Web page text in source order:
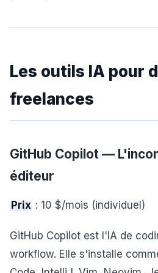
Les outils IA pour
freelances
GitHub Copilot —
éditeur
Prix : 10 $/mois (individuel)
GitHub Copilot est l'IA de
workflow. Elle s'installe